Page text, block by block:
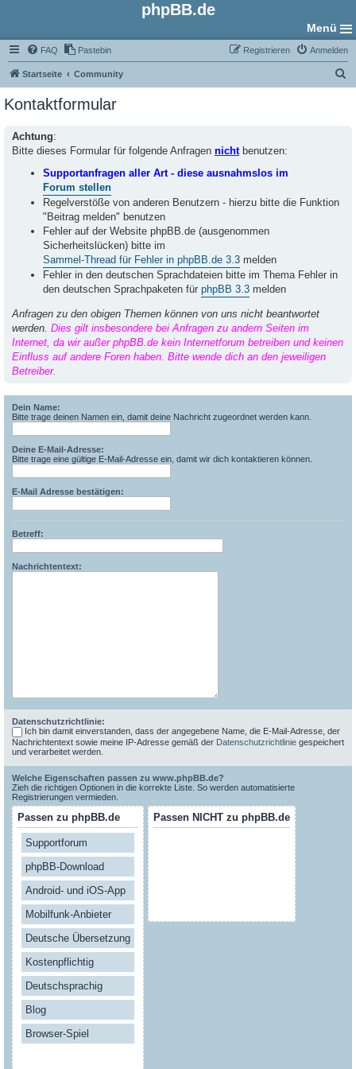
phpBB.de
Menü
FAQ Pastebin Anmelden
Registrieren
Startseite Community
Kontaktformular
Achtung:
Bitte dieses Formular für folgende Anfragen nichtbenutzen:
Supportanfragen aller Art - diese ausnahmslos im
Forum stellen
Regelverstöße von anderen Benutzern - hierzu bitte die Funktion
"Beitrag melden" benutzen
Fehler auf der Website phpBB.de (ausgenommen
Sicherheitslücken) bitte im
Sammel-Thread für Fehler in phpBB.de 3.3 melden
Fehler in den deutschen Sprachdateien bitte im Thema Fehler in
den deutschen Sprachpaketen für phpBB 3.3 melden
Anfragen zu den obigen Themen können von uns nicht beantwortet
werden. Dies gilt insbesondere bei Anfragen zu andern Seiten im
Internet, da wir außer phpBB.de kein Internetforum betreiben und keinen
Einfluss auf andere Foren haben. Bitte wende dich an den jeweiligen
Betreiber.
Dein Name:
Bitte trage deinen Namen ein, damit deine Nachricht zugeordnet werden kann.
Deine E-Mail-Adresse:
Bitte trage eine gültige E-Mail-Adresse ein, damit wir dich kontaktieren können.
E-Mail Adresse bestätigen:
Betreff:
Nachrichtentext:
Datenschutzrichtlinie:
Ich bin damit einverstanden, dass der angegebene Name, die E-Mail-Adresse, der
Nachrichtentext sowie meine IP-Adresse gemäß der Datenschutzrichtlinie gespeichert
und verarbeitet werden.
Welche Eigenschaften passen zu www.phpBB.de?
Zieh die richtigen Optionen in die korrekte Liste. So werden automatisierte
Registrierungen vermieden.
Passen zu phpBB.de
Supportforum
phpBB-Download
Android- und iOS-App
Mobilfunk-Anbieter
Deutsche Übersetzung
Kostenpflichtig
Deutschsprachig
Blog
Browser-Spiel
Passen NICHT zu phpBB.de